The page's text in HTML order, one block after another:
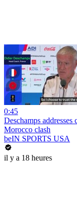
0:45
Deschamps
Morocco clash
beIN SPORTS USA
il y a 18 heures